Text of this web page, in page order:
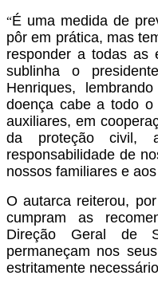
“É uma medida de
pôr em prática, mas
responder a todas as
sublinha o
Henriques,
doença cabe a todo o
auxiliares, em
da proteção civil,
responsabilidade de
nossos familiares e
O autarca reiterou,
cumpram as
Direção Geral de
permaneçam nos
estritamente